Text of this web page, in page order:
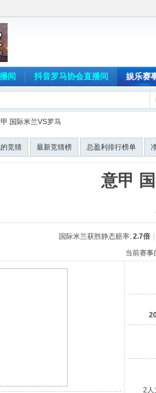
间 抖音罗马协会直播间 娱乐赛
国际米兰VS罗马
竞猜 最新竞猜榜 总盈利排行榜单
意甲
国际米兰获胜静态赔率: 2.7倍
当前赛事
2人